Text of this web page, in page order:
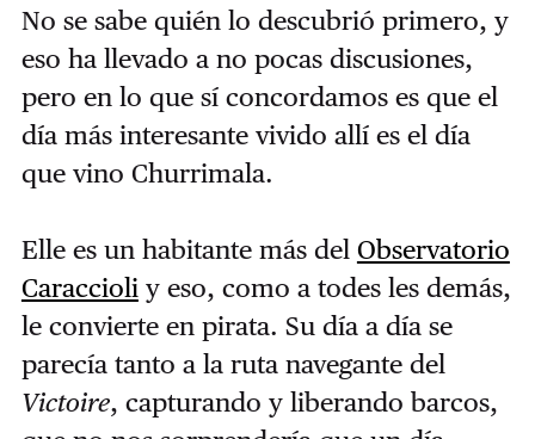
No se sabe quién lo descubrió primero, y
eso ha llevado a no pocas discusiones,
pero en lo que sí concordamos es que el
día más interesante vivido allí es el día
que vino Churrimala.
Elle es un habitante más del Observatorio
Caraccioli y eso, como a todes les demás,
le convierte en pirata. Su día a día se
parecía tanto a la ruta navegante del
Victoire, capturando y liberando barcos,